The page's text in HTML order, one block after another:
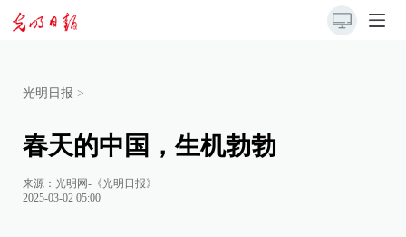
光明日报 >
春天的中国，生机勃勃
来源： 光明网-《光明日报》
2025-03-02 05:00